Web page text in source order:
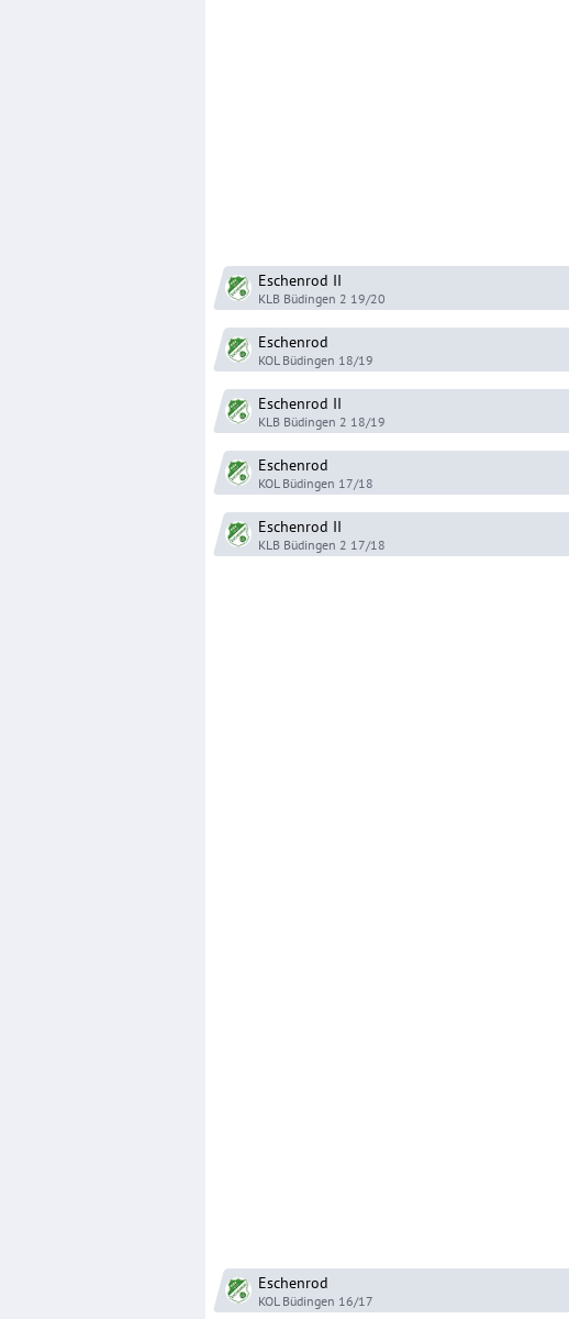
Eschenrod II
KLB Büdingen 2 19/20
Eschenrod
KOL Büdingen 18/19
Eschenrod II
KLB Büdingen 2 18/19
Eschenrod
KOL Büdingen 17/18
Eschenrod II
KLB Büdingen 2 17/18
Eschenrod
KOL Büdingen 16/17